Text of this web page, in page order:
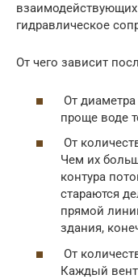
взаимодействующих
гидравлическое
От чего зависит
От
проще воде
От
Чем их
контура
стараются
прямой
здания,
От
Каждый